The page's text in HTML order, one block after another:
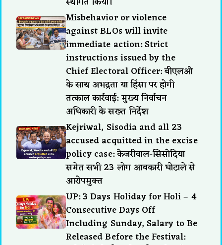
Misbehavior or violence
against BLOs will invite
immediate action: Strict
instructions issued by the
Chief Electoral Officer: बीएलओ
के साथ अभद्रता या हिंसा पर होगी
तत्काल कार्रवाई: मुख्य निर्वाचन
अधिकारी के सख्त निर्देश
Kejriwal, Sisodia and all 23
accused acquitted in the excise
policy case: केजरीवाल-सिसोदिया
समेत सभी 23 लोग आबकारी घोटाले से
आरोपमुक्त
UP: 3 Days Holiday for Holi – 4
Consecutive Days Off
Including Sunday, Salary to Be
Released Before the Festival: